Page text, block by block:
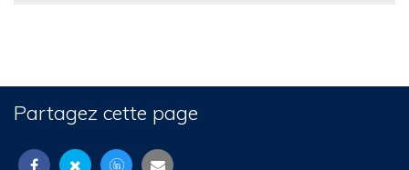
Partagez cette page